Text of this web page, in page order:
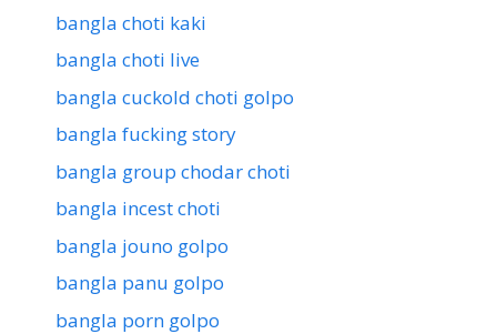
bangla choti kaki
bangla choti live
bangla cuckold choti golpo
bangla fucking story
bangla group chodar choti
bangla incest choti
bangla jouno golpo
bangla panu golpo
bangla porn golpo